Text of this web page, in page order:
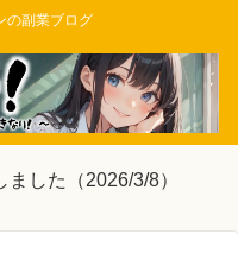
の副業ブログ
した（2026/3/8）